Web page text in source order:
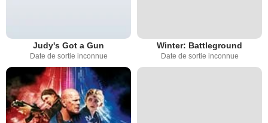
Judy's Got a Gun
Date de sortie inconnue
Winter: Battleground
Date de sortie inconnue